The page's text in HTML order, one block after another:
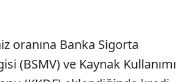
oranına Banka Sigorta
(BSMV) ve Kaynak Kullanımı